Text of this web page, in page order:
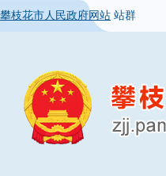
攀枝花市人民政府网站 站群